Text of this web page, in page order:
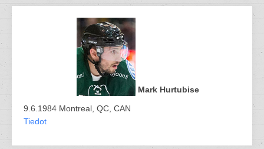
Mark Hurtubise
9.6.1984 Montreal, QC, CAN
Tiedot